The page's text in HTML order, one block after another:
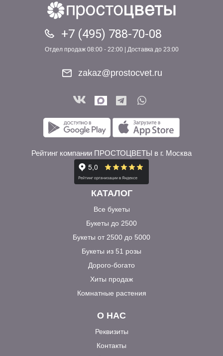
+7 (495) 788-70-08
Отдел продаж 08:00 - 22:00 | Доставка до 23:00
zakaz@prostocvet.ru
Рейтинг компании ПРОСТОЦВЕТЫ в г. Москва
КАТАЛОГ
Все букеты
Букеты до 2500
Букеты от 2500 до 5000
Букеты из 51 розы
Дорого-богато
Хиты продаж
Комнатные растения
О НАС
Реквизиты
Контакты